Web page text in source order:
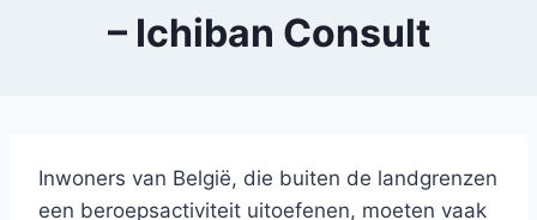
– Ichiban Consult
Inwoners van België, die buiten de landgrenzen
een beroepsactiviteit uitoefenen, moeten vaak